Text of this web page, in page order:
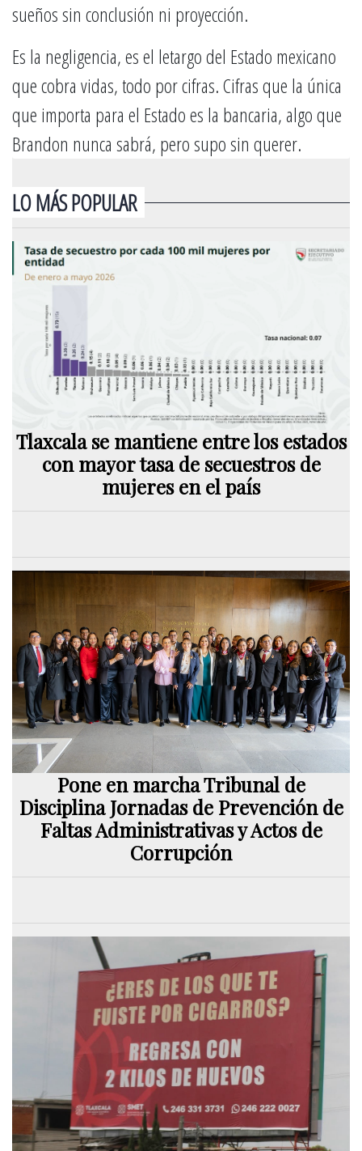
sueños sin conclusión ni proyección.
Es la negligencia, es el letargo del Estado mexicano
que cobra vidas, todo por cifras. Cifras que la única
que importa para el Estado es la bancaria, algo que
Brandon nunca sabrá, pero supo sin querer.
LO MÁS POPULAR
Tlaxcala se mantiene entre los estados
con mayor tasa de secuestros de
mujeres en el país
Pone en marcha Tribunal de
Disciplina Jornadas de Prevención de
Faltas Administrativas y Actos de
Corrupción